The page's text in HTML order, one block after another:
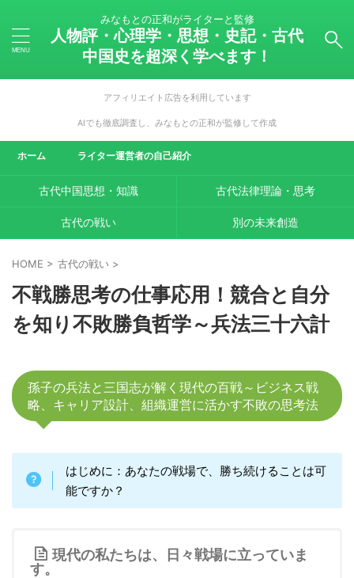
みなもとの正和がライターと監修
人物評・心理学・思想・史記・古代
中国史を超深く学べます！
アフィリエイト広告を利用しています
AIでも徹底調査し、みなもとの正和が監修して作成
ホーム ライター運営者の自己紹介
古代中国思想・知識 古代法律理論・思考
古代の戦い 別の未来創造
HOME > 古代の戦い >
不戦勝思考の仕事応用！競合と自分
を知り不敗勝負哲学～兵法三十六計
孫子の兵法と三国志が解く現代の百戦～ビジネス戦
略、キャリア設計、組織運営に活かす不敗の思考法
はじめに：あなたの戦場で、勝ち続けることは可
能ですか？
現代の私たちは、日々戦場に立っていま
す。